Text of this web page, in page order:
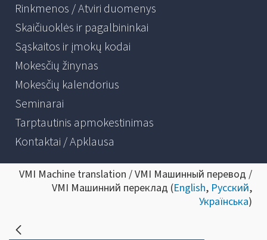
Rinkmenos / Atviri duomenys
Skaičiuoklės ir pagalbininkai
Sąskaitos ir įmokų kodai
Mokesčių žinynas
Mokesčių kalendorius
Seminarai
Tarptautinis apmokestinimas
Kontaktai / Apklausa
VMI Machine translation / VMI Машинный перевод /
VMI Машинний переклад (English, Русский,
Українська)